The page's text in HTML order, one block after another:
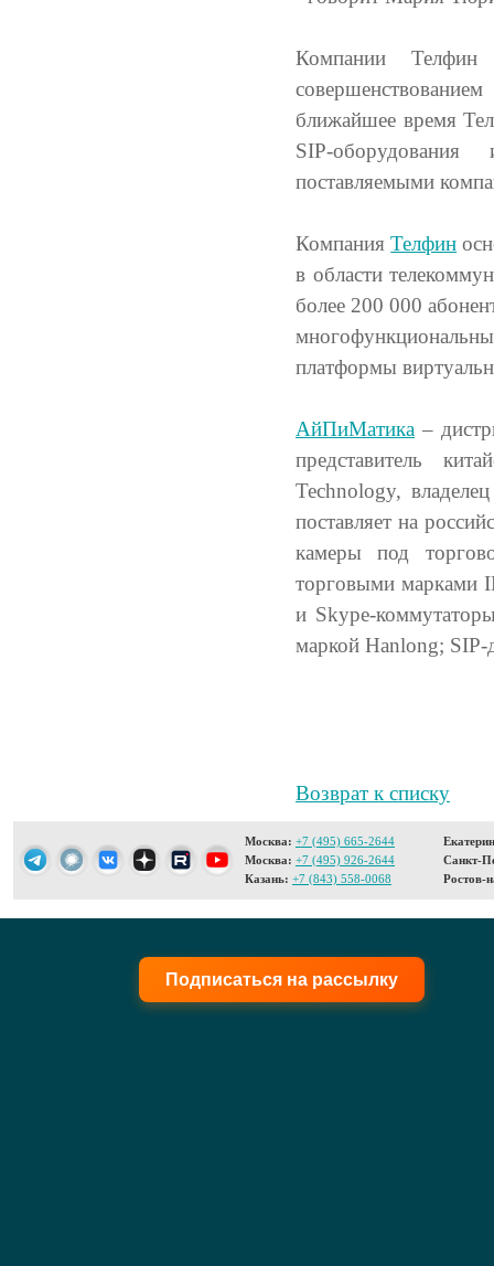
Компании
ближайшее время
SIP-
поставляемыми
КомпанияТелфин
в области
более 200 000
платформы
АйПиМатика –
представитель
Technology,
поставляет на
камеры под
торговыми марками
и Skype-
маркой Hanlong;
Возврат к списку
Москва: +7 (495) 665-2644
Москва: +7 (495) 926-2644
Казань: +7 (843) 558-0068
Санкт-
Ростов-
Подписаться на рассылку